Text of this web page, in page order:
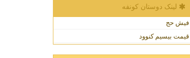
لینک دوستان كونفه
فیش حج
قیمت بیسیم کنوود